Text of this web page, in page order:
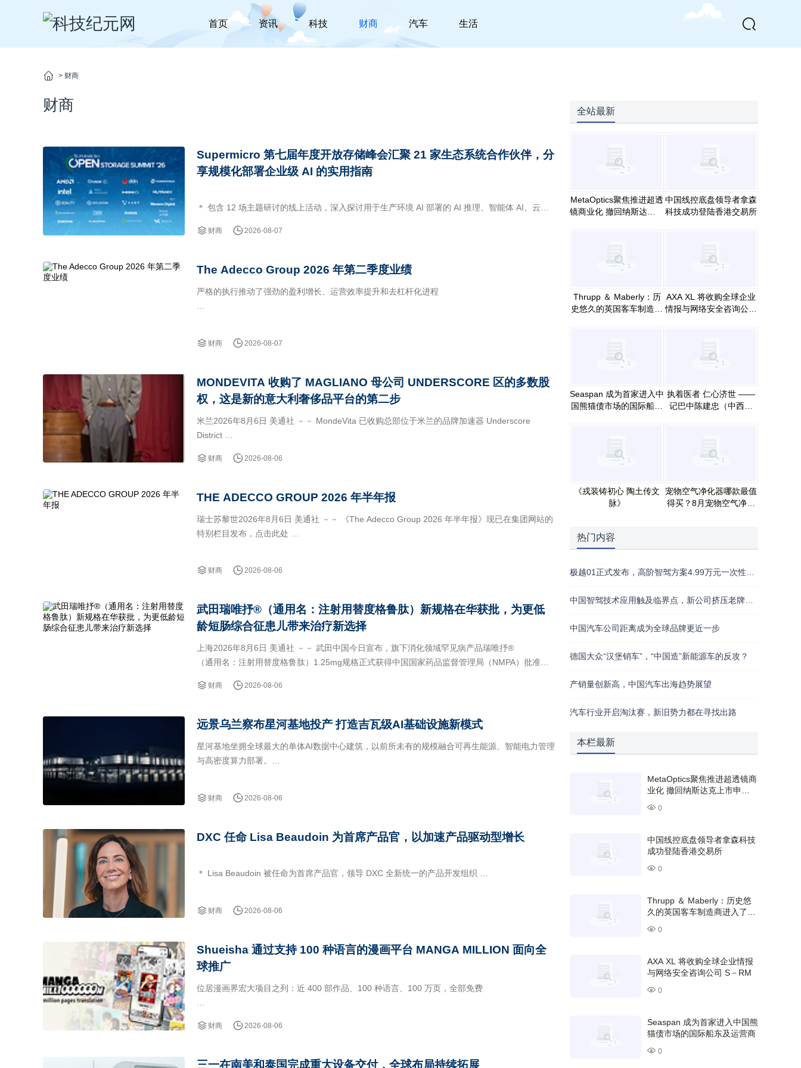
首页 资讯 科技 财商 汽车 生活
> 财商
财商
Supermicro 第七届年度开放存储峰会汇聚 21 家生态系统合作伙伴，分
享规模化部署企业级 AI 的实用指南
＊ 包含 12 场主题研讨的线上活动，深入探讨用于生产环境 AI 部署的 AI 推理、智能体 AI、云存
＊ 来自
财商 2026-08-07
The Adecco Group 2026 年第二季度业绩
严格的执行推动了强劲的盈利增长、运营效率提升和去杠杆化进程
瑞士苏黎世2026年8月7日 美通社 －－ 亮点
＊ 强劲的有机收入同比增长 5.6％（工作日调整后）
财商 2026-08-07
MONDEVITA 收购了 MAGLIANO 母公司 UNDERSCORE 区的多数股
权，这是新的意大利奢侈品平台的第二步
米兰2026年8月6日 美通社 －－ MondeVita 已收购总部位于米兰的品牌加速器 Underscore
District
财商 2026-08-06
THE ADECCO GROUP 2026 年半年报
瑞士苏黎世2026年8月6日 美通社 －－ 《The Adecco Group 2026 年半年报》现已在集团网站的
特别栏目发布，点击此处
财商 2026-08-06
武田瑞唯抒®（通用名：注射用替度格鲁肽）新规格在华获批，为更低
龄短肠综合征患儿带来治疗新选择
上海2026年8月6日 美通社 －－ 武田中国今日宣布，旗下消化领域罕见病产品瑞唯抒®
（通用名：注射用替度格鲁肽）1.25mg规格正式获得中国国家药品监督管理局（NMPA）批准，
财商 2026-08-06
远景乌兰察布星河基地投产 打造吉瓦级AI基础设施新模式
星河基地坐拥全球最大的单体AI数据中心建筑，以前所未有的规模融合可再生能源、智能电力管理
与高密度算力部署。
全球绿色科技龙头企业远景科技今日宣布，位于内蒙古乌兰察布的远景星河基地正式投产。这
财商 2026-08-06
DXC 任命 Lisa Beaudoin 为首席产品官，以加速产品驱动型增长
＊ Lisa Beaudoin 被任命为首席产品官，领导 DXC 全新统一的产品开发组织
财商 2026-08-06
Shueisha 通过支持 100 种语言的漫画平台 MANGA MILLION 面向全
球推广
位居漫画界宏大项目之列：近 400 部作品、100 种语言、100 万页，全部免费
MILLION。该平台限时开放
财商 2026-08-06
三一在南美和泰国完成重大设备交付，全球布局持续拓展
全站最新
MetaOptics聚焦推进超透
镜商业化 撤回纳斯达克上
中国线控底盘领导者拿森
科技成功登陆香港交易所
Thrupp ＆ Maberly：历
史悠久的英国客车制造商
AXA XL 将收购全球企业
情报与网络安全咨询公司
Seaspan 成为首家进入中
国熊猫债市场的国际船东
执着医者 仁心济世 ——
记巴中陈建忠（中西综
《戎装铸初心 陶土传文
脉》
宠物空气净化器哪款最值
得买？8月宠物空气净化
热门内容
中国汽车公司距离成为全球品牌更近一步
德国大众“汉堡销车”，“中国造”新能源车的反攻？
产销量创新高，中国汽车出海趋势展望
汽车行业开启淘汰赛，新旧势力都在寻找出路
本栏最新
MetaOptics聚焦推进超透镜商
业化 撤回纳斯达克上市申请
划 0
中国线控底盘领导者拿森科技
成功登陆香港交易所
0
Thrupp ＆ Maberly：历史悠
久的英国客车制造商进入了定
0
AXA XL 将收购全球企业情报
与网络安全咨询公司 S－RM
0
Seaspan 成为首家进入中国熊
猫债市场的国际船东及运营商
0